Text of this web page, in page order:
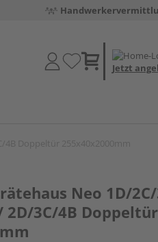
Jetzt
Neo 1D/
3C/4B Doppeltür